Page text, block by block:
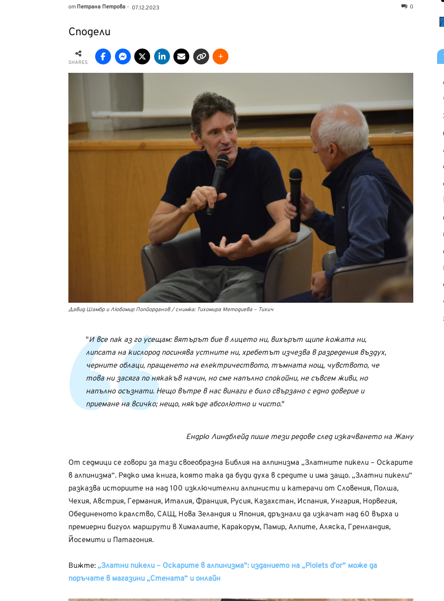
от Петрана Петрова - 07.12.2023 0
Сподели
SHARES
Давид Шамбр и Любомир Попйорданов / снимка: Тихомира Методиева – Тихич
И все пак аз го усещам: вятърът бие в лицето ни, вихърът щипе кожата ни,
липсата на кислород посинява устните ни, хребетът изчезва в разредения въздух,
черните облаци, пращенето на електричеството, тъмната нощ, чувството, че
това ни засяга по някакъв начин, но сме напълно спокойни, не съвсем живи, но
напълно осъзнати. Нещо вътре в нас винаги е било свързано с едно доверие и
приемане на всичко; нещо, някъде абсолютно и чисто.
Ендрю Линдблейд пише тези редове след изкачването на Жану
От седмици се говори за тази своеобразна Библия на алпинизма „Златните пикели – Оскарите
в алпинизма“. Рядко има книга, която така да буди духа в средите и има защо. „Златни пикели“
разказва историите на над 100 изключителни алпинисти и катерачи от Словения, Полша,
Чехия, Австрия, Германия, Италия, Франция, Русия, Казахстан, Испания, Унгария, Норвегия,
Обединеното кралство, САЩ, Нова Зеландия и Япония, дръзнали да изкачат над 60 върха и
премиерни бигуол маршрути в Хималаите, Каракорум, Памир, Алпите, Аляска, Гренландия,
Йосемити и Патагония.
Вижте: „Златни пикели – Оскарите в алпинизма“: изданието на „Piolets d’or“ може да
поръчате в магазини „Стената“ и онлайн